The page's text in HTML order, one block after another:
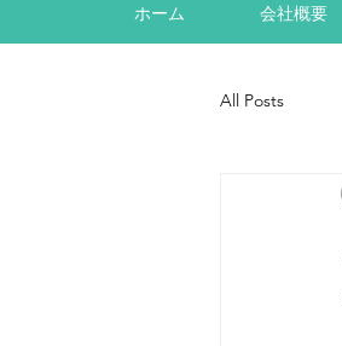
ホーム 会社概要
All Posts